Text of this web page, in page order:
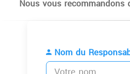
Nous vous
Nom du